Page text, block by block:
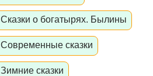
Сказки о богатырях. Былины
Современные сказки
Зимние сказки